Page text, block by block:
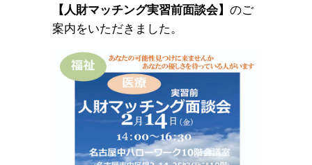
【人財マッチング実習前面談会】のご
案内をいただきました。